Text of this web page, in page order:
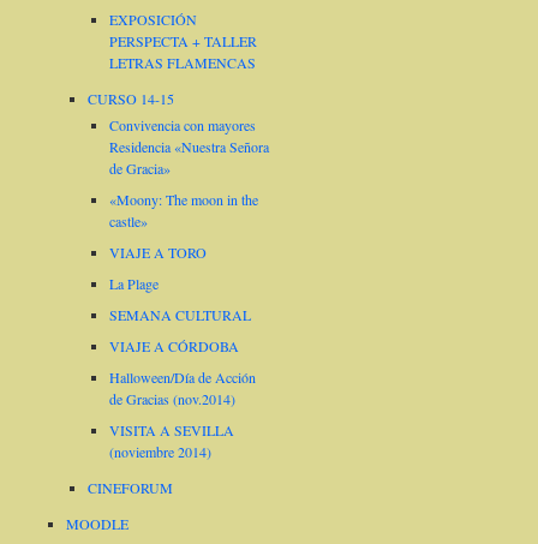
EXPOSICIÓN
PERSPECTA + TALLER
LETRAS FLAMENCAS
CURSO 14-15
Convivencia con mayores
Residencia «Nuestra Señora
de Gracia»
«Moony: The moon in the
castle»
VIAJE A TORO
La Plage
SEMANA CULTURAL
VIAJE A CÓRDOBA
Halloween/Día de Acción
de Gracias (nov.2014)
VISITA A SEVILLA
(noviembre 2014)
CINEFORUM
MOODLE